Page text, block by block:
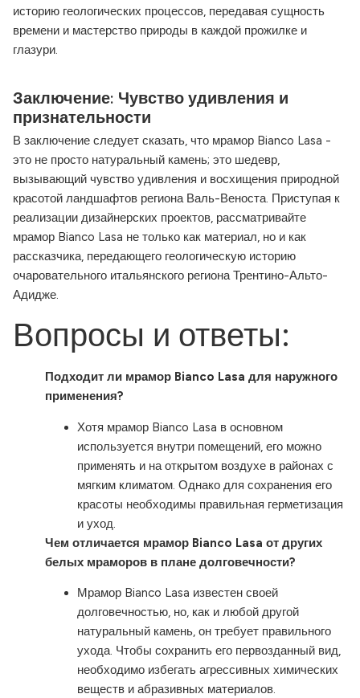
историю геологических процессов, передавая сущность
времени и мастерство природы в каждой прожилке и
глазури.
Заключение: Чувство удивления и
признательности
В заключение следует сказать, что мрамор Bianco Lasa -
это не просто натуральный камень; это шедевр,
вызывающий чувство удивления и восхищения природной
красотой ландшафтов региона Валь-Веноста. Приступая к
реализации дизайнерских проектов, рассматривайте
мрамор Bianco Lasa не только как материал, но и как
рассказчика, передающего геологическую историю
очаровательного итальянского региона Трентино-Альто-
Адидже.
Вопросы и ответы:
Подходит ли мрамор Bianco Lasa для наружного
применения?
Хотя мрамор Bianco Lasa в основном
используется внутри помещений, его можно
применять и на открытом воздухе в районах с
мягким климатом. Однако для сохранения его
красоты необходимы правильная герметизация
и уход.
Чем отличается мрамор Bianco Lasa от других
белых мраморов в плане долговечности?
Мрамор Bianco Lasa известен своей
долговечностью, но, как и любой другой
натуральный камень, он требует правильного
ухода. Чтобы сохранить его первозданный вид,
необходимо избегать агрессивных химических
веществ и абразивных материалов.